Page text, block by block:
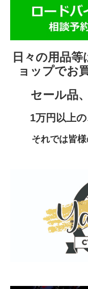
日々の用品
ョップでお
セール品
1万円以上
それでは皆